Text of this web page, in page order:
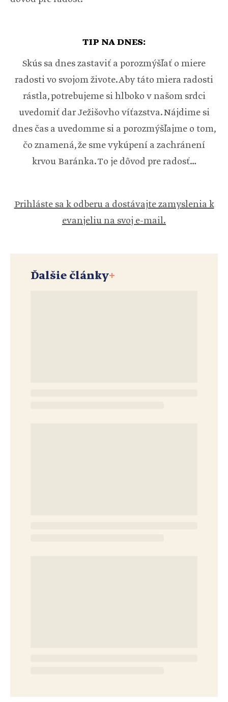
TIP NA DNES:
Skús sa dnes zastaviť a porozmýšľať o miere
radosti vo svojom živote. Aby táto miera radosti
rástla, potrebujeme si hlboko v našom srdci
uvedomiť dar Ježišovho víťazstva. Nájdime si
dnes čas a uvedomme si a porozmýšľajme o tom,
čo znamená, že sme vykúpení a zachránení
krvou Baránka. To je dôvod pre radosť…
Prihláste sa k odberu a dostávajte zamyslenia k
evanjeliu na svoj e-mail.
Ďalšie články+